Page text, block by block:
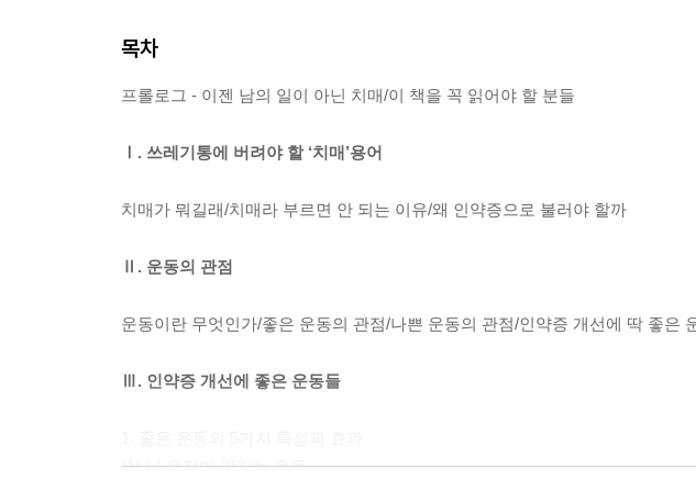
목차
프롤로그 - 이젠 남의 일이 아닌 치매/이 책을 꼭 읽어야 할 분들
Ⅰ. 쓰레기통에 버려야 할 ‘치매’용어
치매가 뭐길래/치매라 부르면 안 되는 이유/왜 인약증으로 불러야 할까
Ⅱ. 운동의 관점
운동이란 무엇인가/좋은 운동의 관점/나쁜 운동의 관점/인약증 개선에 딱 좋은
Ⅲ. 인약증 개선에 좋은 운동들
(1) 뇌 용적이 커지는 운동